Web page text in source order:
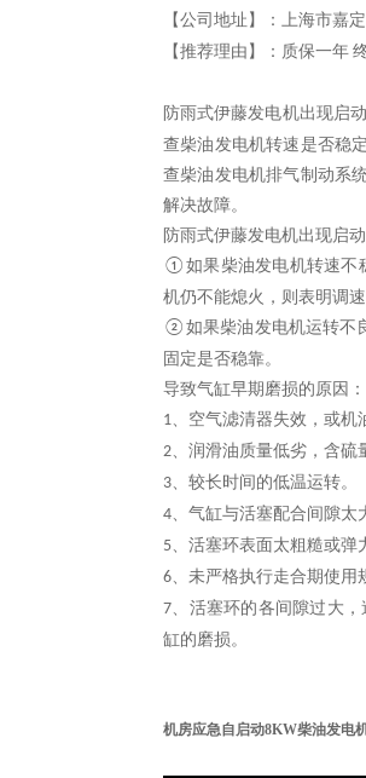
【公司地址】：上海市嘉
【推荐理由】：质保一年
防雨式伊藤发电机出现启
查柴油发电机转速是否稳
查柴油发电机排气制动系
解决故障。
防雨式伊藤发电机出现启
①如果柴油发电机转速不
机仍不能熄火，则表明调
②如果柴油发电机运转不
固定是否稳靠。
导致气缸早期磨损的原因：
1、空气滤清器失效，或机
2、润滑油质量低劣，含硫
3、较长时间的低温运转。
4、气缸与活塞配合间隙太
5、活塞环表面太粗糙或弹
6、未严格执行走合期使用
7、活塞环的各间隙过大
缸的磨损。
机房应急自启动8KW柴油发电